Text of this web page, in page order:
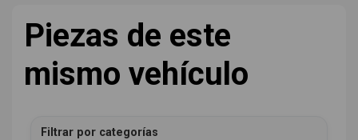
Piezas de este
mismo vehículo
Filtrar por categorías